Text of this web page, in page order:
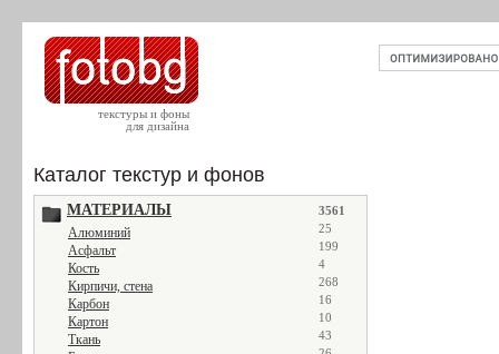
текстуры и фоны
для дизайна
Каталог текстур и фонов
МАТЕРИАЛЫ 3561
Алюминий 25
Асфальт 199
Кость 4
Кирпичи, стена 268
Карбон 16
Картон 10
Ткань 43